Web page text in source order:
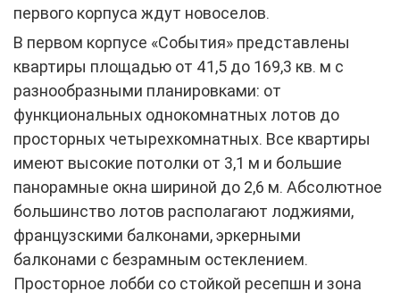
первого корпуса ждут новоселов.
В первом корпусе «События» представлены
квартиры площадью от 41,5 до 169,3 кв. м с
разнообразными планировками: от
функциональных однокомнатных лотов до
просторных четырехкомнатных. Все квартиры
имеют высокие потолки от 3,1 м и большие
панорамные окна шириной до 2,6 м. Абсолютное
большинство лотов располагают лоджиями,
французскими балконами, эркерными
балконами с безрамным остеклением.
Просторное лобби со стойкой ресепшн и зона